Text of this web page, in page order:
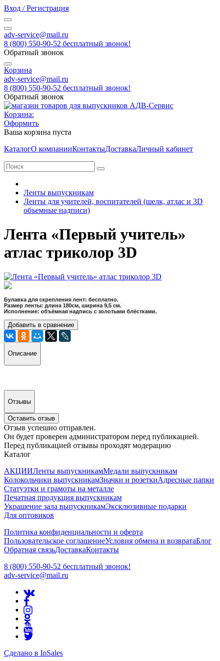
Вход / Регистрация
adv-service@mail.ru
8 (800) 550-90-52 бесплатный звонок!
Обратный звонок
Корзина
adv-service@mail.ru
8 (800) 550-90-52 бесплатный звонок!
Обратный звонок
Корзина:
Оформить
Ваша корзина пуста
КаталогО компанииКонтактыДоставкаЛичный кабинет
Ленты выпускникам
Ленты для учителей, воспитателей (шелк, атлас и 3D
объемные надписи)
Лента «Первый учитель»
атлас триколор 3D
Булавка для скрепления лент: бесплатно.
Размер ленты: длина 180см, ширина 9,5 см.
Исполнение: объёмная надпись с золотыми блёстками.
Добавить в сравнение
Описание
Отзывы
Оставить отзыв
Отзыв успешно отправлен.
Он будет проверен администратором перед публикацией.
Перед публикацией отзывы проходят модерацию
Каталог
АКЦИИЛенты выпускникамМедали выпускникам
Колокольчики выпускникамЗначки и розеткиАдресные папки
Статуэтки и грамоты на металле
Печатная продукция выпускникам
Украшение зала выпускникамЭксклюзивные подарки
Для оптовиков
Политика конфиденциальности и оферта
Пользовательское соглашениеУсловия обмена и возвратаБлог
Обратная связьДоставкаКонтакты
8 (800) 550-90-52 бесплатный звонок!
adv-service@mail.ru
Сделано в InSales